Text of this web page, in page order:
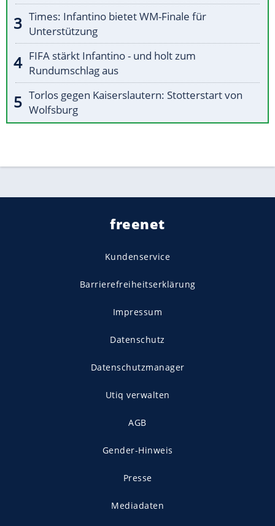
Times: Infantino bietet WM-Finale für
Unterstützung
FIFA stärkt Infantino - und holt zum
Rundumschlag aus
Torlos gegen Kaiserslautern: Stotterstart von
Wolfsburg
freenet
Kundenservice
Barrierefreiheitserklärung
Impressum
Datenschutz
Datenschutzmanager
Utiq verwalten
AGB
Gender-Hinweis
Presse
Mediadaten